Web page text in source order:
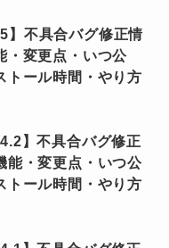
】不具合バグ修正情
・変更点・いつ公
トール時間・やり方
】不具合バグ修正
能・変更点・いつ公
トール時間・やり方